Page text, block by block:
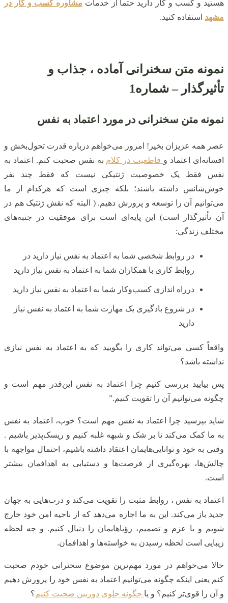
هستید و کسب و کار دارید حتما از خدمات مشاوره کسب و کار در
مشهد استفاده کنید.
نمونه متن سخنرانی آماده ، جذاب و
تأثیرگذار – شماره1
نمونه متن سخنرانی در مورد اعتماد به نفس
عصر همه عزیزان بخیر! امروز می‌خواهم درباره قدرت تحول‌بخش و
افسانه‌ای اعتماد و قاطعیت در کلام به نفس صحبت کنم. اعتماد به
نفس فقط یک خصوصیت ژنتیکی نیست که فقط چند نفر
خوش‌شانس داشته باشند؛ بلکه چیزی است که هرکدام از ما
می‌توانیم آن را توسعه و پرورش دهیم. ( البته که نقش ژنتیک هم در
آن تأثیرگذار است) این پایه‌ای است برای موفقیت در جنبه‌های
مختلف زندگی:
در روابط شخصی شما به اعتماد به نفس نیاز دارید در
روابط کاری با همکاران شما به اعتماد به نفس نیاز دارید
درراه اندازی کسب‌وکار شما به اعتماد به نفس نیاز دارید
در شروع یادگیری یک مهارت شما به اعتماد به نفس نیاز
دارید
واقعاً کسی می‌تواند کاری را بگویید که به اعتماد به نفس نیازی
نداشته باشد؟
پس بیایید بررسی کنیم چرا اعتماد به نفس این‌قدر مهم است و
چگونه می‌توانیم آن را تقویت کنیم.”
شاید بپرسید چرا اعتماد به نفس مهم است؟ خوب، اعتماد به نفس
به ما کمک می‌کند تا بر شک و شبهه غلبه کنیم و ریسک‌پذیر باشیم .
وقتی به خود و توانایی‌هایمان اعتقاد داشته باشیم، احتمال مواجهه با
چالش‌ها، بهره‌گیری از فرصت‌ها و دستیابی به اهدافمان بیشتر
است.
اعتماد به نفس ، روابط مثبت را تقویت می‌کند و درب‌هایی به جهان
جدید باز می‌کند. این به ما اجازه می‌دهد که از ناحیه امن خود خارج
شویم و با عزم و تصمیم، رؤیاهایمان را دنبال کنیم. و چه لحظه
زیبایی است لحظه رسیدن به خواسته‌ها و اهدافمان.
حالا می‌خواهم در مورد مهم‌ترین موضوع سخنرانی خودم صحبت
کنم یعنی اینکه چگونه می‌توانیم اعتماد به نفس خود را پرورش دهیم
و آن را قوی‌تر کنیم؟ و یا چگونه جلوی دوربین صحبت کنیم؟